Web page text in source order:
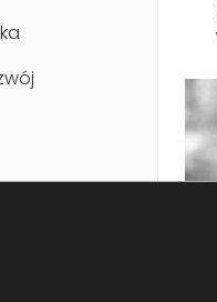
Oferujemy
decyzji biznesowych
prawnych,
strategiczny –
długofalową